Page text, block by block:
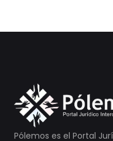
Pólemos es el Portal